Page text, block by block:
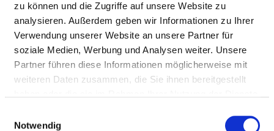
zu können und die Zugriffe auf unsere Website zu
analysieren. Außerdem geben wir Informationen zu Ihrer
Verwendung unserer Website an unsere Partner für
soziale Medien, Werbung und Analysen weiter. Unsere
Partner führen diese Informationen möglicherweise mit
weiteren Daten zusammen, die Sie ihnen bereitgestellt
Notwendig
Personal in der
ambulanten Versorgung
0,00
Personal in der
stationären Versorgung